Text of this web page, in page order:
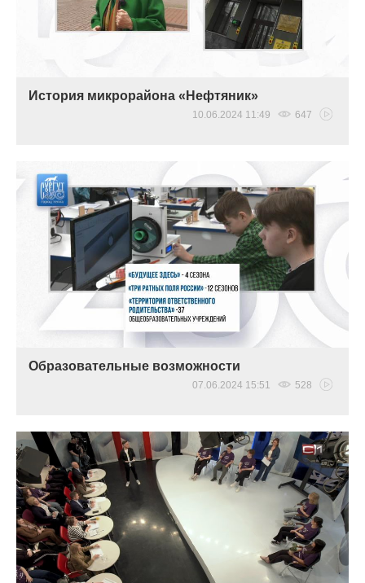
История микрорайона «Нефтяник»
10.06.2024 11:49 647
Образовательные возможности
07.06.2024 15:51 528